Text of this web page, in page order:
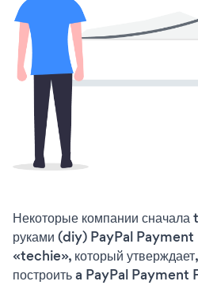
Некоторые компании
руками (diy) PayPal
«techie», который
построить a PayPal